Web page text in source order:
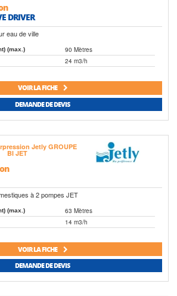
DRIVER
eau de ville
(max.) 90 Mètres
24 m3/h
VOIR LA FICHE
DEMANDE DE DEVIS
à 2 pompes JET
(max.) 63 Mètres
14 m3/h
VOIR LA FICHE
DEMANDE DE DEVIS